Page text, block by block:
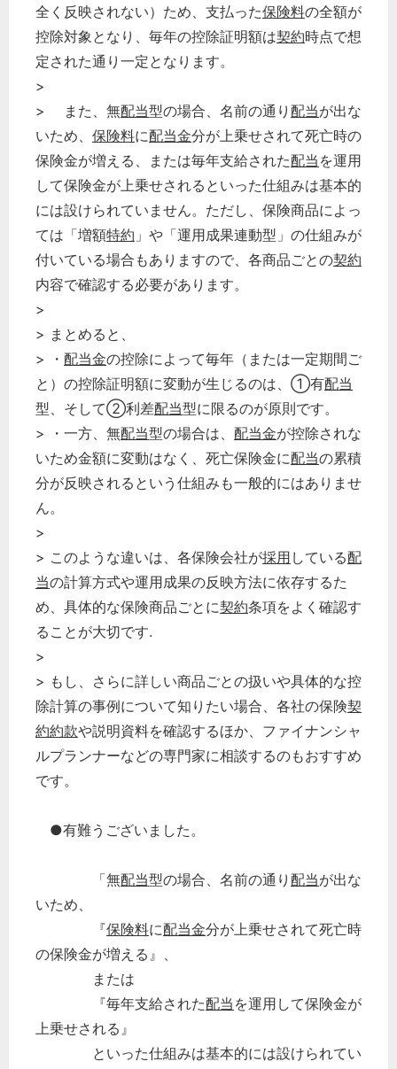
全く反映されない）ため、支払った保険料の全額が
控除対象となり、毎年の控除証明額は契約時点で想
定された通り一定となります。
>
> また、無配当型の場合、名前の通り 配当が出な
いため、 保険料に配当金分が上乗せされて死亡時の
保険金が増える、または毎年支給された配当 を運用
して保険金が上乗せされるといった仕組みは基本的
には設けられていません。ただし、保険商品によっ
ては「増額特約 」や「運用成果連動型」の仕組みが
付いている場合もありますので、各商品ごとの契約
内容で確認する必要があります。
>
> まとめると、
> ・ 配当金の控除によって毎年（または一定期間ご
と）の控除証明額に変動が生じるのは、①有配当
型、そして②利差配当型に限るのが原則です。
> ・一方、無配当型の場合は、 配当金が控除されな
いため金額に変動はなく、死亡保険金に配当の累積
分が反映されるという仕組みも一般的にはありませ
ん。
>
> このような違いは、各保険会社が採用 している配
当の計算方式や運用成果の反映方法に依存するた
め、具体的な保険商品ごとに契約条項をよく確認す
ることが大切です.
>
> もし、さらに詳しい商品ごとの扱いや具体的な控
除計算の事例について知りたい場合、各社の保険契
約約款や説明資料を確認するほか、ファイナンシャ
ルプランナーなどの専門家に相談するのもおすすめ
です。
●有難うございました。
「無配当型の場合、名前の通り 配当が出な
いため、
『保険料に配当金分が上乗せされて死亡時
の保険金が増える』、
または
『毎年支給された配当 を運用して保険金が
上乗せされる』
といった仕組みは基本的には設けられてい